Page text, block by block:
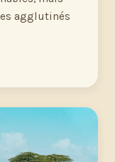
agglutinés